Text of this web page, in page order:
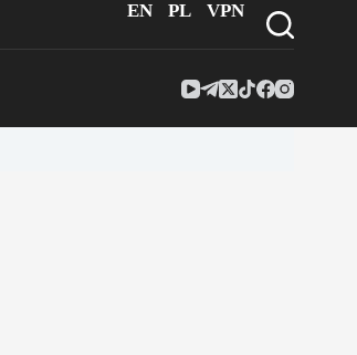
EN PL VPN